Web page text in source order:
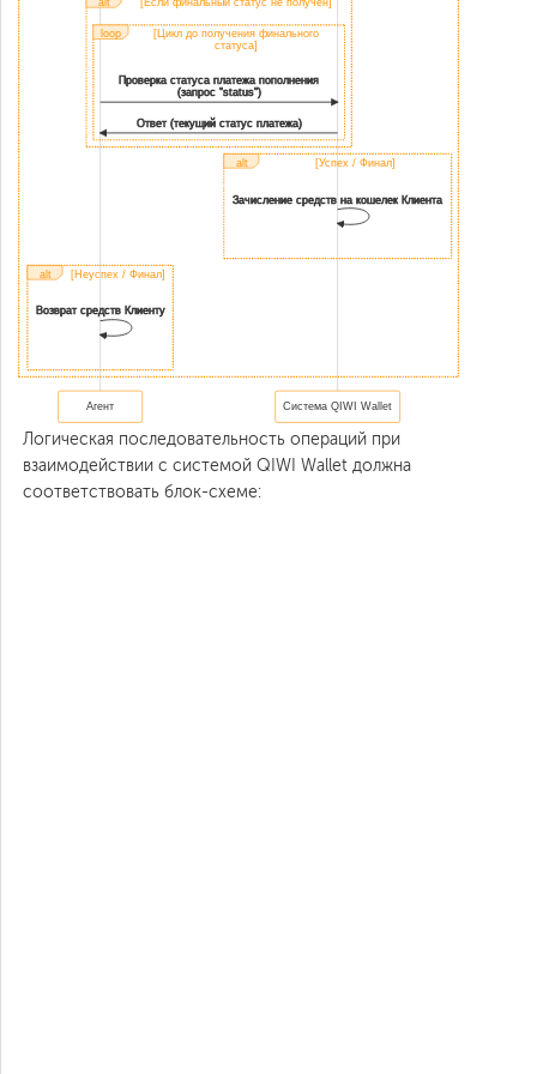
Проверка статуса платежа пополнения
(запрос "status")
Ответ (текущий статус платежа)
loop
[Цикл до получения финального
статуса]
[Если финальный статус не получен]
Зачисление средств на кошелек Клиента
alt [Успех / Финал]
Возврат средств Клиенту
alt [Неуспех / Финал]
Агент Система QIWI Wallet
Логическая последовательность операций при
взаимодействии с системой QIWI Wallet должна
соответствовать блок-схеме: